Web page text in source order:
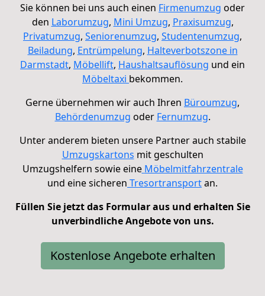
Sie können bei uns auch einen Firmenumzug oder
den Laborumzug, Mini Umzug, Praxisumzug,
Privatumzug, Seniorenumzug, Studentenumzug,
Beiladung, Entrümpelung, Halteverbotszone in
Darmstadt, Möbellift, Haushaltsauflösung und ein
Möbeltaxi bekommen.
Gerne übernehmen wir auch Ihren Büroumzug,
Behördenumzug oder Fernumzug.
Unter anderem bieten unsere Partner auch stabile
Umzugskartons mit geschulten
Umzugshelfern sowie eine Möbelmitfahrzentrale
und eine sicheren Tresortransportan.
Füllen Sie jetzt das Formular aus und erhalten Sie
unverbindliche Angebote von uns.
Kostenlose Angebote erhalten